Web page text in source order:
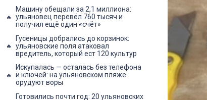
Машину обещали за 2,1 миллиона:
ульяновец перевёл 760 тысяч и
получил ещё один «счёт»
Гусеницы добрались до корзинок:
ульяновские поля атаковал
вредитель, который ест 120 культур
Искупалась — осталась без телефона
и ключей: на ульяновском пляже
орудуют воры
Готовились почти год: 20 ульяновских